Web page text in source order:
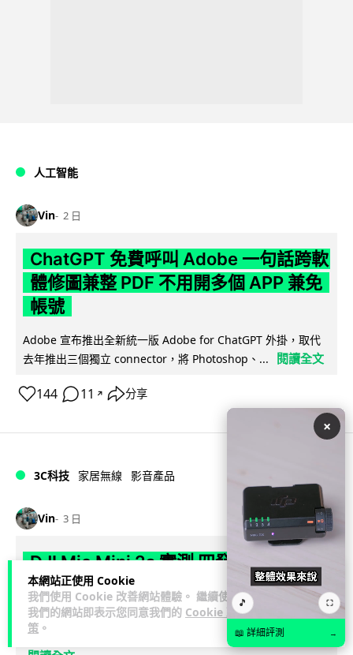
本網站正使用 Cookie
我們使用 Cookie 改善網站體驗。 繼續使用
我們的網站即表示您同意我們的 Cookie 政
策 。
人工智能
Vin 2 日
ChatGPT 免費呼叫 Adobe 一句話跨軟
體修圖兼整 PDF 不用開多個 APP 兼免
帳號
Adobe 宣布推出全新統一版 Adobe for ChatGPT 外掛，取代
去年推出三個獨立 connector，將 Photoshop、...
閱讀全文
144 11 ↗ 分享
3C科技 家居無線 影音產品
Vin 3 日
DJI Mic Mini 2s 實測 四發一收同步獨
立錄音 32-bit 防爆咪拍片必備
DJI 最新推出的 Mic Mini 2s 無線咪支援「四發一收」分軌錄
音，並首度下放 32-bit Float 浮點內錄功能。本文經實測其...
×
🎵 ⛶
📖 詳細評測 →